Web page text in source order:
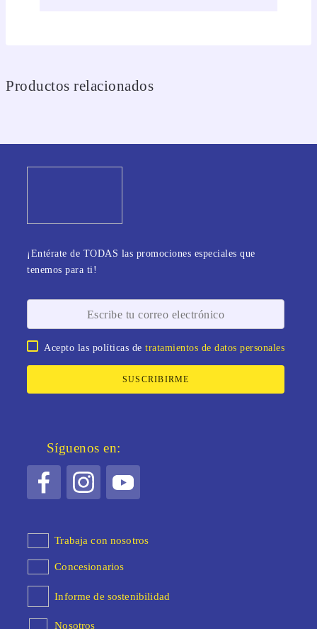
Productos relacionados
¡Entérate de TODAS las promociones especiales que
tenemos para ti!
Acepto las políticas detratamientos de datos personales
SUSCRIBIRME
Síguenos en:
Trabaja con nosotros
Concesionarios
Informe de sostenibilidad
Nosotros